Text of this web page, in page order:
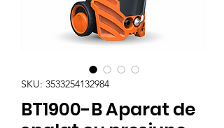
SKU: 3533254132984
BT1900-B Aparat de